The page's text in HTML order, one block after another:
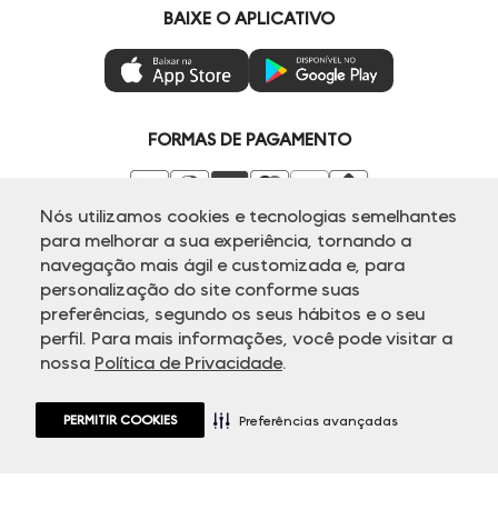
Nós utilizamos cookies e tecnologias semelhantes
para melhorar a sua experiência, tornando a
navegação mais ágil e customizada e, para
personalização do site conforme suas
preferências, segundo os seus hábitos e o seu
perfil. Para mais informações, você pode visitar a
nossa Política de Privacidade.
PERMITIR COOKIES Preferências avançadas
Ética e Sustentabilidade
Troca e Devoluções
Regulamentos
Mastercard
Azul Fidelidade
Venda Corporativa
BAIXE O APLICATIVO
FORMAS DE PAGAMENTO
NOSSAS REDES